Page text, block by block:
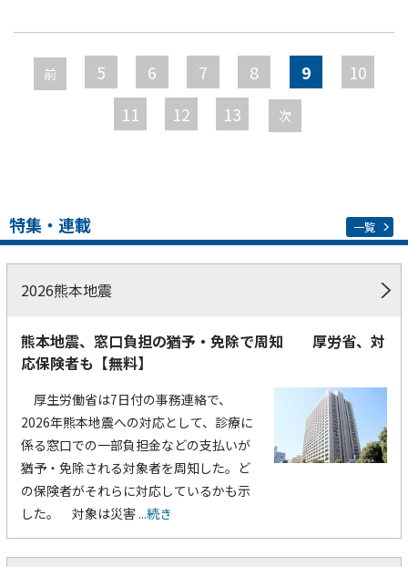
ペ
ー
ジ
前 5 6 7 8 9
10
11
12 13 次
特集・連載 一覧
2026熊本地震
熊本地震、窓口負担の猶予・免除で周知 厚労省、対
応保険者も【無料】
厚生労働省は7日付の事務連絡で、
2026年熊本地震への対応として、診療に
係る窓口での一部負担金などの支払いが
猶予・免除される対象者を周知した。ど
の保険者がそれらに対応しているかも示
した。 対象は災害...続き